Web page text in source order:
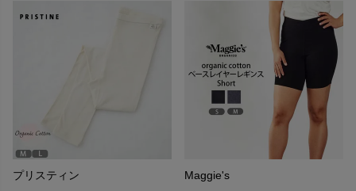
プリスティン
Maggie's